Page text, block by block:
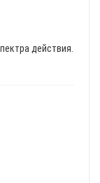
действия.